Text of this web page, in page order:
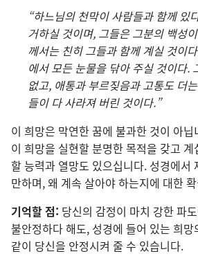
“하느님의 천막이 사람들과 함께 있
거하실 것이며, 그들은 그분의 백성
께서는 친히 그들과 함께 계실 것이
에서 모든 눈물을 닦아 주실 것이다.
없고, 애통과 부르짖음과 고통도 더
들이 다 사라져 버린 것이다.”
이 희망은 막연한 꿈에 불과한 것이 아닙
이 희망을 실현할 분명한 목적을 갖고 계
할 능력과 열망도 있으십니다. 성경에서
만하며, 왜 계속 살아야 하는지에 대한
기억할 점: 당신의 감정이 마치 강한 파도
불안정하다 해도, 성경에 들어 있는 희망
같이 당신을 안정시켜 줄 수 있습니다.